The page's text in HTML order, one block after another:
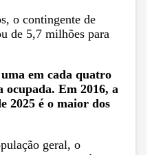
o contingente de
de 5,7 milhões para
em cada quatro
ocupada. Em 2016, a
2025 é o maior dos
geral, o